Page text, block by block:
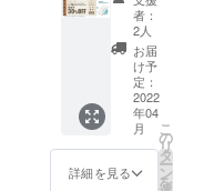
願いいたし
1.4kg分
のイ
メージ
です。
写真は
1.4kgの
イメー
ジで
す。写
真の中
【ドー
ムホテ
ル型グ
ランピ
ングリ
ゾート
宿泊料
30%オ
フクー
ポン】
●オリジ
者：
2人
お届
け予
定：
2022
年04
月
詳細を見る
こ
の
リ
タ
ー
ン
を